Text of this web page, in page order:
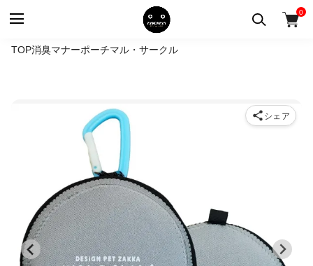
0
TOP消臭マナーポーチマル・サークル
シェア